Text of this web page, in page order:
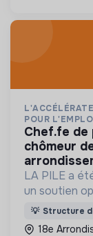
POUR
chef.fe de projet « territoires zéro
chômeur
LA PILE a
un soutien
Longue
💡 Structure
18e